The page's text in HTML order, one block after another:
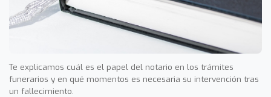
Te explicamos cuál es el papel del notario en los trámites
funerarios y en qué momentos es necesaria su intervención tras
un fallecimiento.